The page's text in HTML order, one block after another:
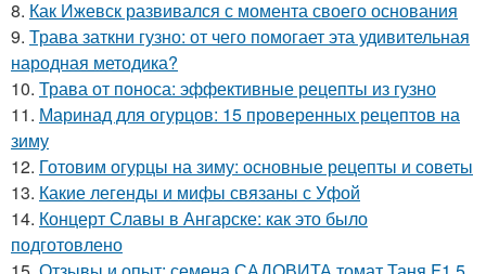
8. Как Ижевск развивался с момента своего основания
9. Трава заткни гузно: от чего помогает эта удивительная
народная методика?
10. Трава от поноса: эффективные рецепты из гузно
11. Маринад для огурцов: 15 проверенных рецептов на
зиму
12. Готовим огурцы на зиму: основные рецепты и советы
13. Какие легенды и мифы связаны с Уфой
14. Концерт Славы в Ангарске: как это было
подготовлено